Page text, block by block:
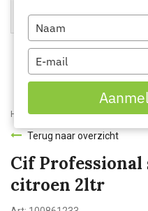
Home Webshop
Terug naar overzicht
Cif
citroen 2ltr
Type
your
name
Type
your
email